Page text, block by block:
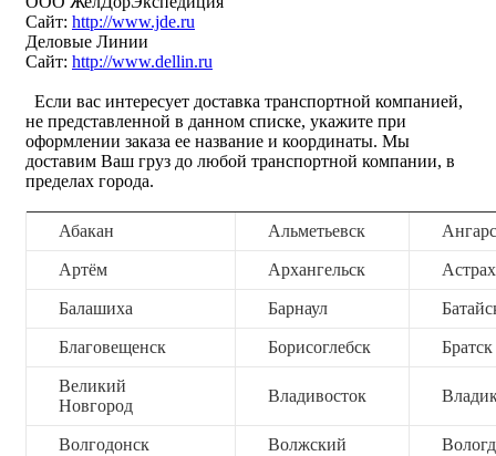
Сайт: http://www.jde.ru
Деловые Линии
Сайт: http://www.dellin.ru
Если вас интересует доставка транспортной компанией,
не представленной в данном списке, укажите при
оформлении заказа ее название и координаты. Мы
доставим Ваш груз до любой транспортной компании, в
пределах города.
Абакан Альметьевск
Артём Архангельск
Балашиха Барнаул
Благовещенск Борисоглебск Братск
Великий
Новгород
Владивосток
Волгодонск Волжский